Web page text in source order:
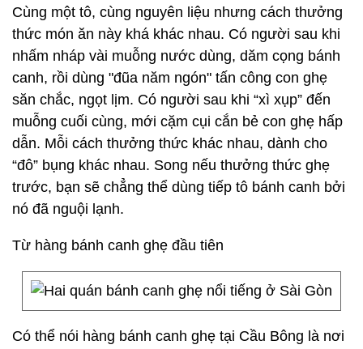
Cùng một tô, cùng nguyên liệu nhưng cách thưởng
thức món ăn này khá khác nhau. Có người sau khi
nhấm nháp vài muỗng nước dùng, dăm cọng bánh
canh, rồi dùng "đũa năm ngón" tấn công con ghẹ
săn chắc, ngọt lịm. Có người sau khi “xì xụp” đến
muỗng cuối cùng, mới cặm cụi cắn bẻ con ghẹ hấp
dẫn. Mỗi cách thưởng thức khác nhau, dành cho
“đô” bụng khác nhau. Song nếu thưởng thức ghẹ
trước, bạn sẽ chẳng thể dùng tiếp tô bánh canh bởi
nó đã nguội lạnh.
Từ hàng bánh canh ghẹ đầu tiên
Có thể nói hàng bánh canh ghẹ tại Cầu Bông là nơi